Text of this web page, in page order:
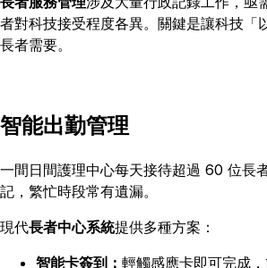
者對科技接受程度各異。關鍵是讓科技「
長者需要。
智能出勤管理
一間日間護理中心每天接待超過 60 位長
記，繁忙時段常有遺漏。
現代長者中心系統提供多種方案：
智能卡簽到： 輕觸感應卡即可完成